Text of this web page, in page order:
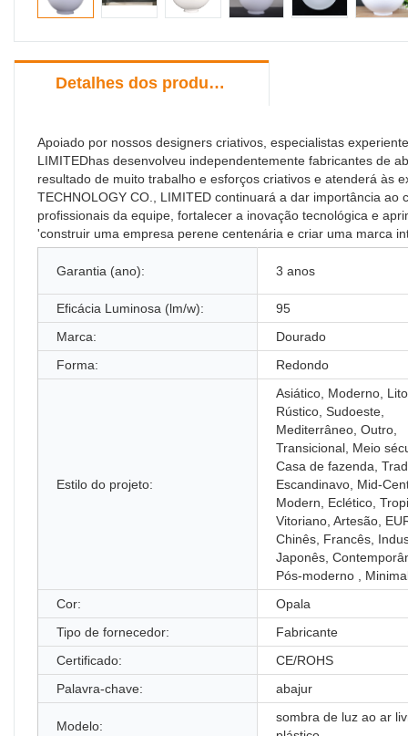
Detalhes dos produtos
Apoiado por nossos designers criativos, especialistas
LIMITEDhas desenvolveu independentemente fabricantes de
resultado de muito trabalho e esforços criativos e atenderá às
TECHNOLOGY CO., LIMITED continuará a dar importância
profissionais da equipe, fortalecer a inovação tecnológica e
'construir uma empresa perene centenária e criar uma marca
Garantia (ano): 3 anos
Eficácia Luminosa (lm/w):
95
Marca:
Dourado
Forma:
Redondo
Estilo do projeto:
Asiático, Moderno,
Rústico, Sudoeste,
Mediterrâneo, Outro,
Transicional, Meio
Casa de fazenda,
Escandinavo, Mid-
Modern, Eclético,
Vitoriano, Artesão,
Chinês, Francês,
Japonês,
Pós-moderno ,
Cor:
Opala
Tipo de fornecedor:
Fabricante
Certificado:
CE/ROHS
Palavra-chave:
abajur
Modelo:
sombra de luz ao ar